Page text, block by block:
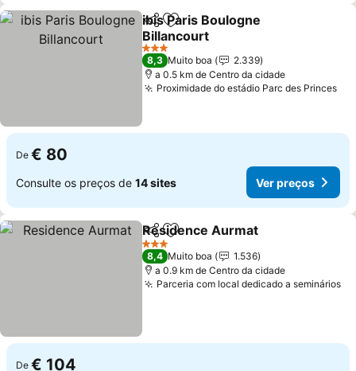
PartilharAdicionar aos favoritos
ibis Paris Boulogne
Billancourt
Ver preços
3 Estrelas
8,3 Muito boa
2.339
a 0.5 km de Centro da cidade
Proximidade do estádio Parc des Princes
De € 80
Consulte os preços de 14 sites Ver preços
PartilharAdicionar aos favoritos
Residence Aurmat
3 Estrelas
8,4 Muito boa
1.536
a 0.9 km de Centro da cidade
Parceria com local dedicado a seminários
De € 104